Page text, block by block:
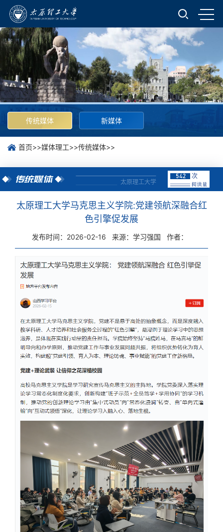
传统媒体 新媒体
首页>>媒体理工>>传统媒体>>
传统媒体 太原理工大学
542 次
太原理工大学马克思主义学院:党建领航深融合红
色引擎促发展
发布时间：2026-02-16 来源：学习强国 作者：